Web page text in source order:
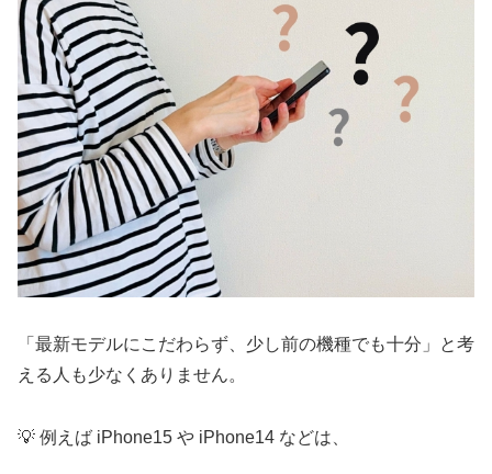
「最新モデルにこだわらず、少し前の機種でも十分」と考
える人も少なくありません。
💡 例えば iPhone15 や iPhone14 などは、